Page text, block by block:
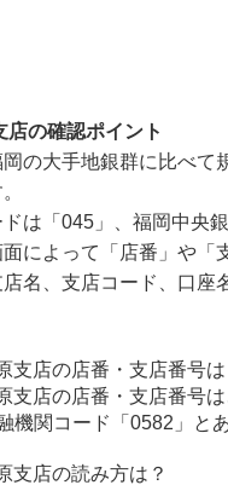
店の確認ポイント
の大手地銀群に比べ
は「045」、福岡中央
によって「店番」や
名、支店コード、口座
支店の店番・支店番号は
支店の店番・支店番号
機関コード「0582」と
支店の読み方は？